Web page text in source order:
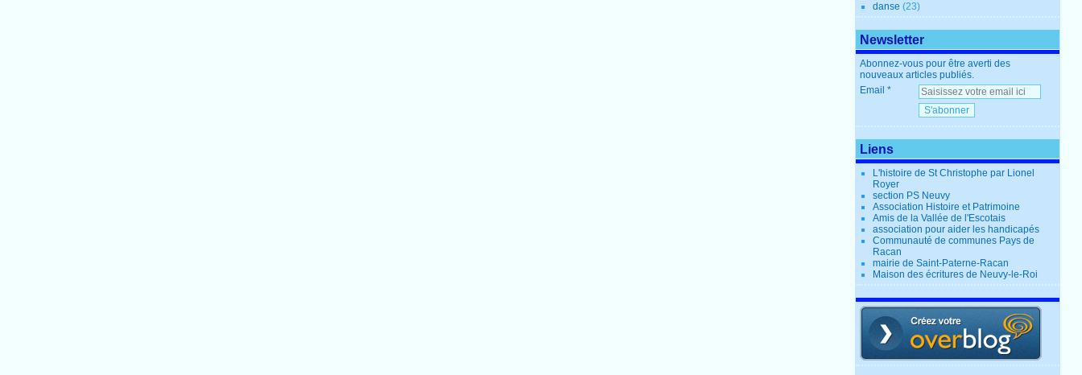
danse (23)
Newsletter
Abonnez-vous pour être averti des
nouveaux articles publiés.
Email
Liens
L'histoire de St Christophe par Lionel
Royer
section PS Neuvy
Association Histoire et Patrimoine
Amis de la Vallée de l'Escotais
association pour aider les handicapés
Communauté de communes Pays de
Racan
mairie de Saint-Paterne-Racan
Maison des écritures de Neuvy-le-Roi